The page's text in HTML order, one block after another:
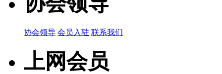
协会领导 会员入驻 联系我们
上网会员